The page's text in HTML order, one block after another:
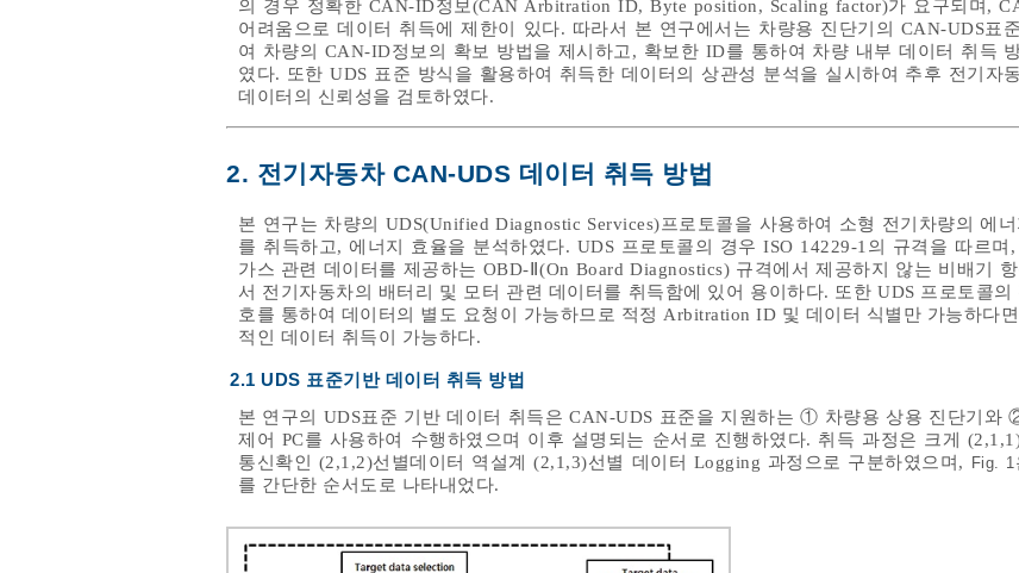
의 경우 정확한 CAN-ID정보(CAN Arbitration ID, Byte position, Scaling factor)가 요구되며,
어려움으로 데이터 취득에 제한이 있다. 따라서 본 연구에서는 차량용 진단기의 CAN-UDS표
여 차량의 CAN-ID정보의 확보 방법을 제시하고, 확보한 ID를 통하여 차량 내부 데이터 취득
였다. 또한 UDS 표준 방식을 활용하여 취득한 데이터의 상관성 분석을 실시하여 추후 전기자
데이터의 신뢰성을 검토하였다.
2. 전기자동차 CAN-UDS 데이터 취득 방법
본 연구는 차량의 UDS(Unified Diagnostic Services)프로토콜을 사용하여 소형 전기차량의 에
를 취득하고, 에너지 효율을 분석하였다. UDS 프로토콜의 경우 ISO 14229-1의 규격을 따르며,
가스 관련 데이터를 제공하는 OBD-Ⅱ(On Board Diagnostics) 규격에서 제공하지 않는 비배기
서 전기자동차의 배터리 및 모터 관련 데이터를 취득함에 있어 용이하다. 또한 UDS 프로토콜의
호를 통하여 데이터의 별도 요청이 가능하므로 적정 Arbitration ID 및 데이터 식별만 가능하다
적인 데이터 취득이 가능하다.
2.1 UDS 표준기반 데이터 취득 방법
본 연구의 UDS표준 기반 데이터 취득은 CAN-UDS 표준을 지원하는 ① 차량용 상용 진단기
제어 PC를 사용하여 수행하였으며 이후 설명되는 순서로 진행하였다. 취득 과정은 크게
통신확인 (2,1,2)선별데이터 역설계 (2,1,3)선별 데이터 Logging 과정으로 구분하였으며,
Fig. 1
를 간단한 순서도로 나타내었다.